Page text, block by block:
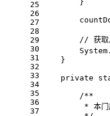
25
26
27
28
29
30
31
32
33
34
35
36
37
        }
// 获取
    }
private
/**
* 本门